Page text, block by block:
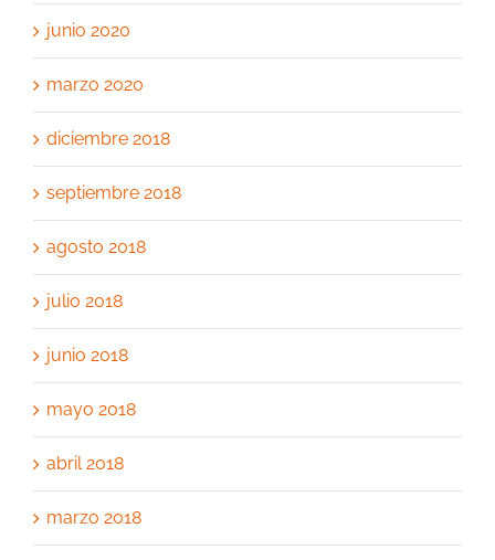
junio 2020
marzo 2020
diciembre 2018
septiembre 2018
agosto 2018
julio 2018
junio 2018
mayo 2018
abril 2018
marzo 2018